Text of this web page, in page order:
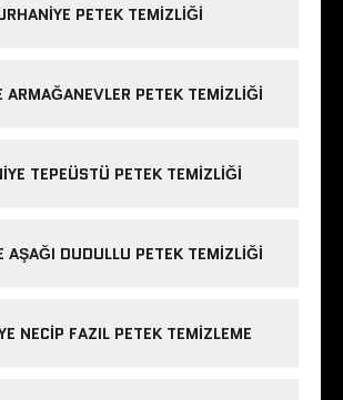
PETEK TEMIZLIĞI
ARMAĞANEVLER PETEK TEMIZLIĞI
TEPEÜSTÜ PETEK TEMIZLIĞI
AŞAĞI DUDULLU PETEK TEMIZLIĞI
NECIP FAZIL PETEK TEMIZLEME